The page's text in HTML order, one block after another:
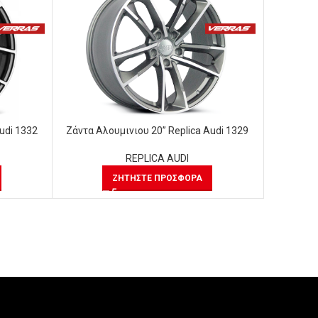
1332 Ζάντα Αλουμινιου 20” Replica Audi 1329
REPLICA AUDI
ΖΗΤΉΣΤΕ ΠΡΟΣΦΟΡΆ